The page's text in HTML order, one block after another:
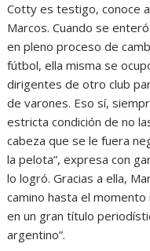
Cotty es testigo, conoce
Marcos. Cuando se
en pleno proceso de
fútbol, ella misma se
dirigentes de otro club
de varones. Eso sí,
estricta condición de no
cabeza que se le fuera
la pelota”, expresa con
lo logró. Gracias a ella,
camino hasta el
en un gran título
argentino”.